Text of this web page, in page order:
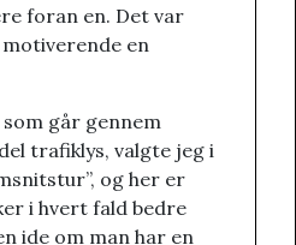
foran en. Det var
en
går gennem
trafiklys, valgte jeg i
og her er
i hvert fald bedre
ide om man har en